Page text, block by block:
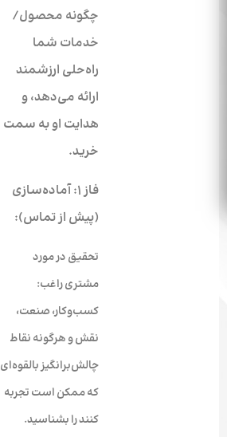
چگونه محصول/
خدمات شما
راه‌حلی ارزشمند
ارائه می‌دهد، و
هدایت او به سمت
خرید.
فاز ۱: آماده‌سازی
(پیش از تماس):
تحقیق در مورد
مشتری راغب:
کسب‌وکار، صنعت،
نقش و هرگونه نقاط
چالش‌برانگیز بالقوه‌ای
که ممکن است تجربه
کنند را بشناسید.